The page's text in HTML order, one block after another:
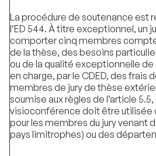
La procédure de soutenance est
l’ED 544. À titre exceptionnel, un
comporter cinq membres
de la thèse, des besoins
ou de la qualité exceptionnelle de
en charge, par le CDED, des frais
membres de jury de thèse
soumise aux règles de l’article
visioconférence doit être utilisée
pour les membres du jury venant
pays limitrophes) ou des